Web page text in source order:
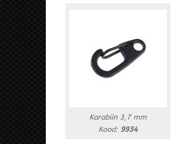
Karabiin 3,7 mm
Kood: 9934